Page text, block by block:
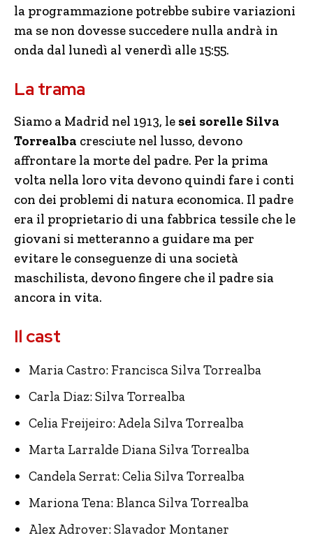
la programmazione potrebbe subire variazioni
ma se non dovesse succedere nulla andrà in
onda dal lunedì al venerdì alle 15:55.
La trama
Siamo a Madrid nel 1913, le sei sorelle Silva
Torrealba cresciute nel lusso, devono
affrontare la morte del padre. Per la prima
volta nella loro vita devono quindi fare i conti
con dei problemi di natura economica. Il padre
era il proprietario di una fabbrica tessile che le
giovani si metteranno a guidare ma per
evitare le conseguenze di una società
maschilista, devono fingere che il padre sia
ancora in vita.
Il cast
Maria Castro: Francisca Silva Torrealba
Carla Diaz: Silva Torrealba
Celia Freijeiro: Adela Silva Torrealba
Marta Larralde Diana Silva Torrealba
Candela Serrat: Celia Silva Torrealba
Mariona Tena: Blanca Silva Torrealba
Alex Adrover: Slavador Montaner